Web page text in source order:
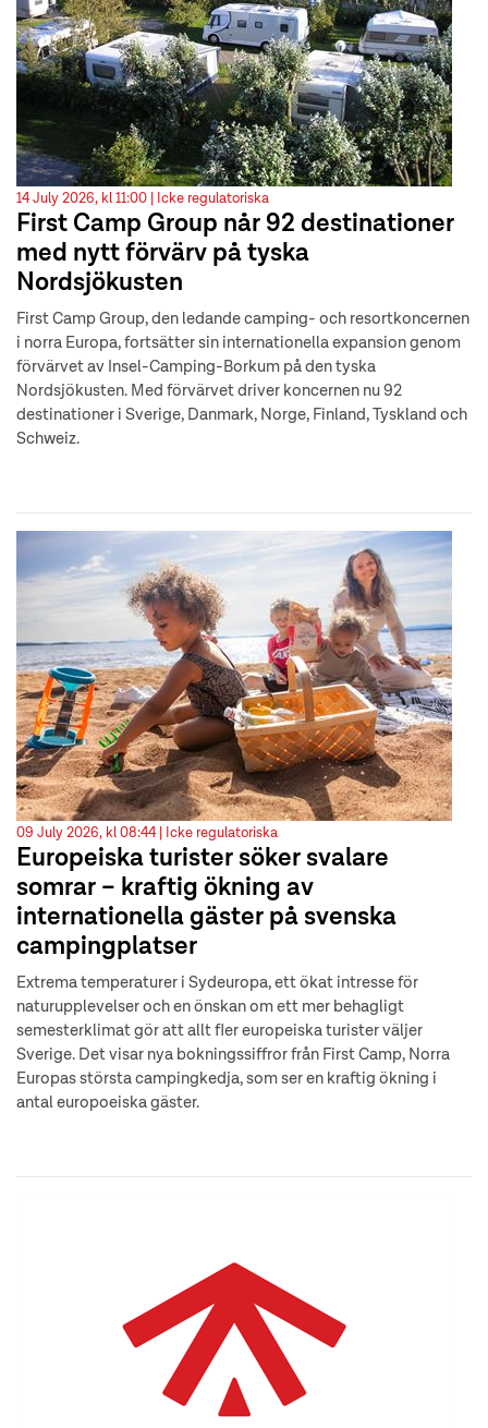
14 July 2026, kl 11:00 | Icke regulatoriska
First Camp Group når 92 destinationer
med nytt förvärv på tyska
Nordsjökusten
First Camp Group, den ledande camping- och resortkoncernen
i norra Europa, fortsätter sin internationella expansion genom
förvärvet av Insel-Camping-Borkum på den tyska
Nordsjökusten. Med förvärvet driver koncernen nu 92
destinationer i Sverige, Danmark, Norge, Finland, Tyskland och
Schweiz.
09 July 2026, kl 08:44 | Icke regulatoriska
Europeiska turister söker svalare
somrar – kraftig ökning av
internationella gäster på svenska
campingplatser
Extrema temperaturer i Sydeuropa, ett ökat intresse för
naturupplevelser och en önskan om ett mer behagligt
semesterklimat gör att allt fler europeiska turister väljer
Sverige. Det visar nya bokningssiffror från First Camp, Norra
Europas största campingkedja, som ser en kraftig ökning i
antal europoeiska gäster.